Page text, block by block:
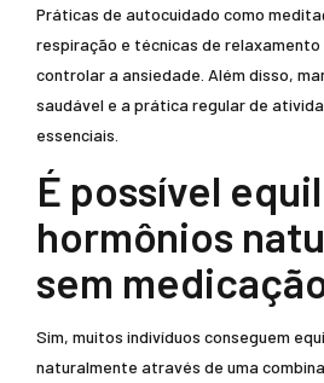
Práticas de autocuidado como
respiração e técnicas de relaxamento
controlar a ansiedade. Além disso,
saudável e a prática regular de
essenciais.
É possível
hormônios
sem
Sim, muitos indivíduos conseguem
naturalmente através de uma